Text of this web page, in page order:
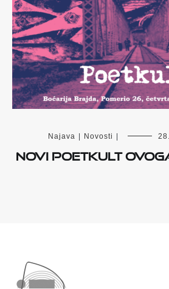
Najava Novosti
Novi Poetkult